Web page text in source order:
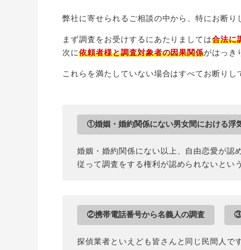
弊社に寄せられるご相談の中から、特にお断り
まず調査をお受けするにあたりましては合法に
次に依頼者様と調査対象者の因果関係がはっき
これらを満たしていない場合はすべてお断りし
①婚姻・婚約関係にない男女間における浮
婚姻・婚約関係にない以上、自由恋愛が認
従って調査をする権利が認められないとい
②携帯電話番号から名義人の調査 ③
探偵業者といえども皆さんと同じ民間人で